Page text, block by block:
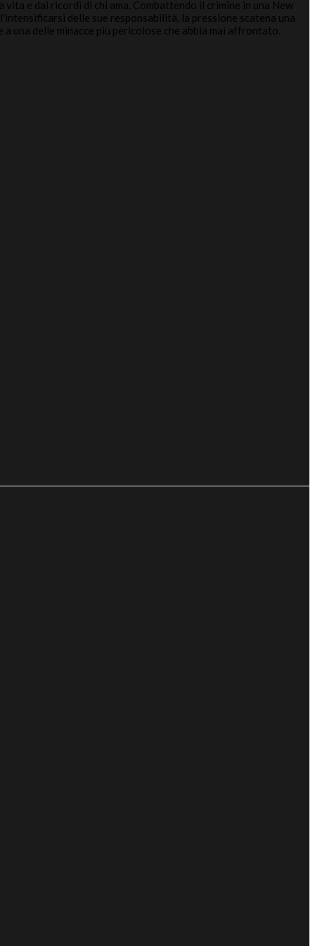
e dai ricordi di chi ama. Combattendo il crimine in una New
delle sue responsabilità, la pressione scatena una
una delle minacce più pericolose che abbia mai affrontato.